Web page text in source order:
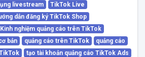
livestream
TikTok Live
dẫn đăng ký TikTok Shop
Kinh nghiệm quảng cáo trên TikTok
bản
quảng cáo trên TikTok
quảng cáo
tạo tài khoản quảng cáo TikTok Ads